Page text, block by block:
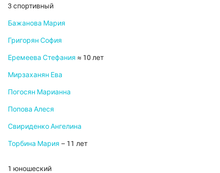
3 спортивный
Бажанова Мария
Григорян София
Еремеева Стефания ≈ 10 лет
Мирзаханян Ева
Погосян Марианна
Попова Алеся
Свириденко Ангелина
Торбина Мария – 11 лет
1 юношеский